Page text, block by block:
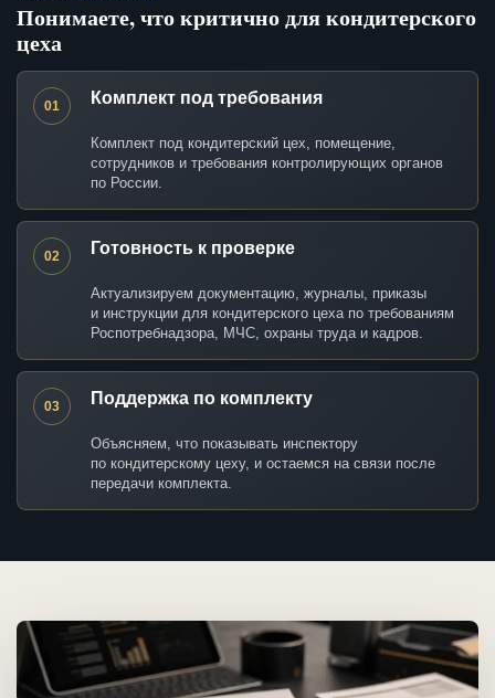
Понимаете, что критично для кондитерского
цеха
01 Комплект под требования
Комплект под кондитерский цех, помещение,
сотрудников и требования контролирующих органов
по России.
02 Готовность к проверке
Актуализируем документацию, журналы, приказы
и инструкции для кондитерского цеха по требованиям
Роспотребнадзора, МЧС, охраны труда и кадров.
03 Поддержка по комплекту
Объясняем, что показывать инспектору
по кондитерскому цеху, и остаемся на связи после
передачи комплекта.